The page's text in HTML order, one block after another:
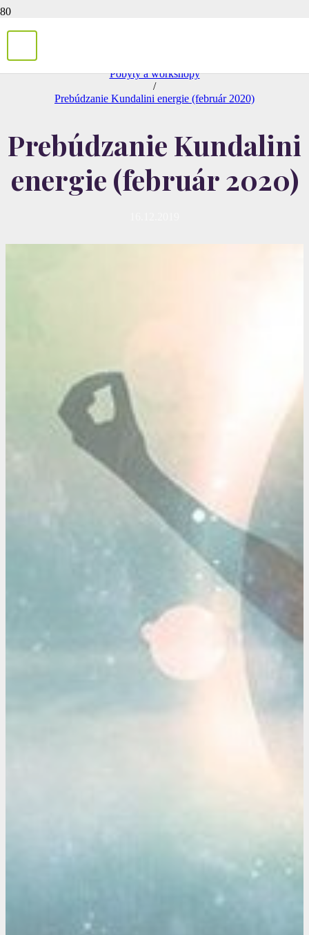
Pobyty a workshopy
/
Prebúdzanie Kundalini energie (február 2020)
Prebúdzanie Kundalini
energie (február 2020)